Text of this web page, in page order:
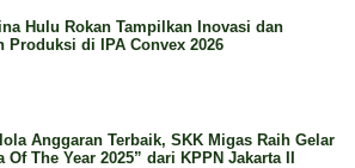
Hulu Rokan Tampilkan Inovasi dan
Produksi di IPA Convex 2026
Anggaran Terbaik, SKK Migas Raih Gelar
Of The Year 2025” dari KPPN Jakarta II